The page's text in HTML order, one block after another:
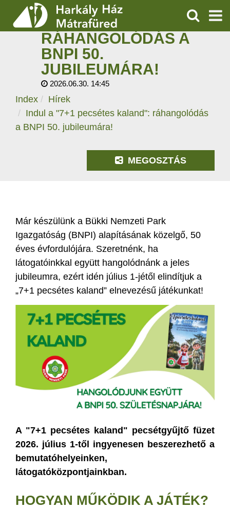
SZOLGÁLTATÁSOK
PROGRAMOK
HÍREK
KERESÉS
INDUL A "7+1
PECSÉTES KALAND":
RÁHANGOLÓDÁS A
BNPI 50.
JUBILEUMÁRA!
2026.06.30. 14:45
Index
Hírek
Indul a "7+1 pecsétes kaland": ráhangolódás
a BNPI 50. jubileumára!
MEGOSZTÁS
Már készülünk a Bükki Nemzeti Park
Igazgatóság (BNPI) alapításának közelgő, 50
éves évfordulójára. Szeretnénk, ha
látogatóinkkal együtt hangolódnánk a jeles
jubileumra, ezért idén július 1-jétől elindítjuk a
„7+1 pecsétes kaland” elnevezésű játékunkat!
A "7+1 pecsétes kaland" pecsétgyűjtő füzet
2026. július 1-től ingyenesen beszerezhető a
bemutatóhelyeinken,
látogatóközpontjainkban.
HOGYAN MŰKÖDIK A JÁTÉK?